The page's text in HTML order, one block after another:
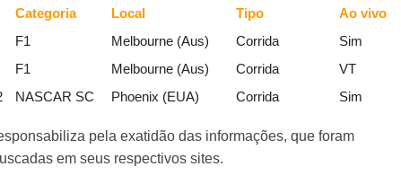
Categoria Local Tipo
Ao vivo
F1 Melbourne (Aus) Corrida
Sim
F1 Melbourne (Aus) Corrida
VT
NASCAR SC Phoenix (EUA) Corrida Sim
pela exatidão das informações, que foram
em seus respectivos sites.